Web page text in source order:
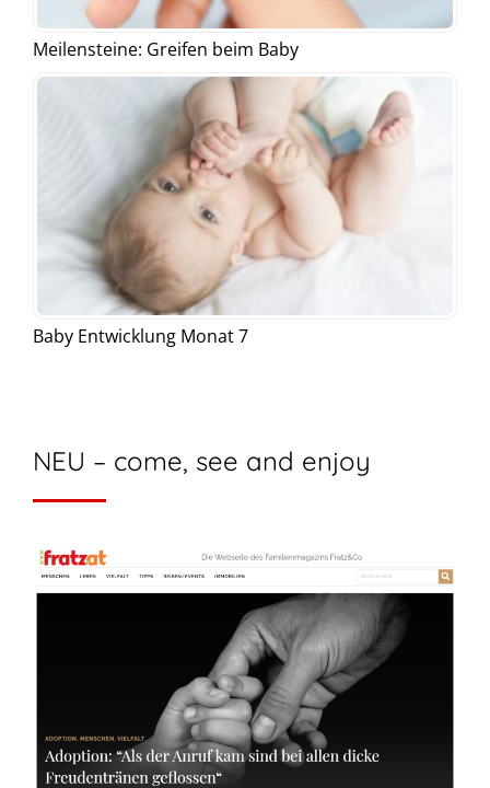
Meilensteine: Greifen beim Baby
Baby Entwicklung Monat 7
NEU – come, see and enjoy